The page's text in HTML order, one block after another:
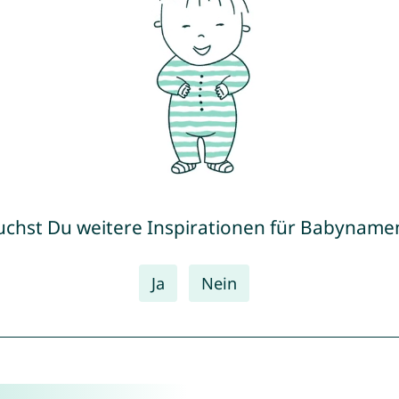
Du weitere Inspirationen für
Ja Nein